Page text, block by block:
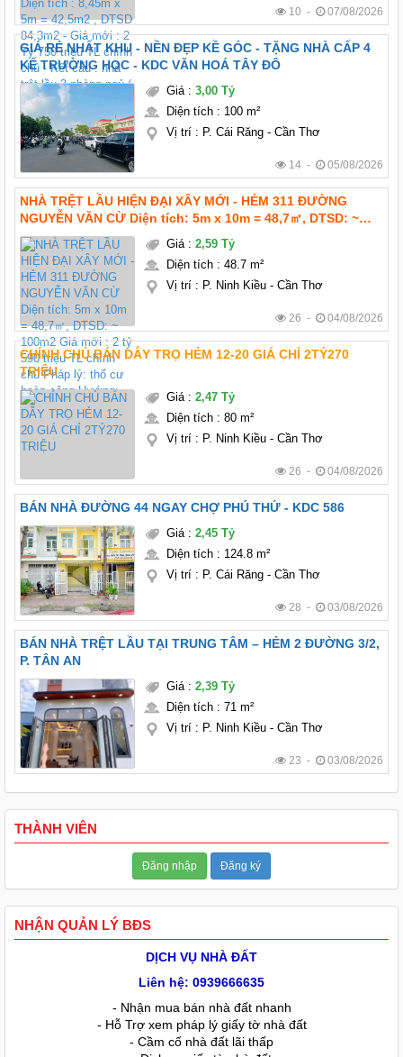
10 - 07/08/2026
GIÁ RẺ NHẤT KHU - NỀN ĐẸP KỀ GÓC - TẶNG NHÀ CẤP 4
KẾ TRƯỜNG HỌC - KDC VĂN HOÁ TÂY ĐÔ
Giá: 3,00 Tỷ
Diện tích: 100 m²
Vị trí: P. Cái Răng - Cần Thơ
14 - 05/08/2026
NHÀ TRỆT LẦU HIỆN ĐẠI XÂY MỚI - HẺM 311 ĐƯỜNG
NGUYỄN VĂN CỪ Diện tích: 5m x 10m = 48,7㎡, DTSD: ~
100m2 Giá mới : 2 tỷ 590 triệu TL chính chủ Pháp lý: thổ
cư hoàn công Hướng: Tây bắc
Giá: 2,59 Tỷ
Diện tích: 48.7 m²
Vị trí: P. Ninh Kiều - Cần Thơ
26 - 04/08/2026
CHÍNH CHỦ BÁN DẪY TRỌ HẺM 12-20 GIÁ CHỈ 2TỶ270
TRIỆU
Giá: 2,47 Tỷ
Diện tích: 80 m²
Vị trí: P. Ninh Kiều - Cần Thơ
26 - 04/08/2026
BÁN NHÀ ĐƯỜNG 44 NGAY CHỢ PHÚ THỨ - KDC 586
Giá: 2,45 Tỷ
Diện tích: 124.8 m²
Vị trí: P. Cái Răng - Cần Thơ
28 - 03/08/2026
BÁN NHÀ TRỆT LẦU TẠI TRUNG TÂM – HẺM 2 ĐƯỜNG 3/2,
P. TÂN AN
Giá: 2,39 Tỷ
Diện tích: 71 m²
Vị trí: P. Ninh Kiều - Cần Thơ
23 - 03/08/2026
THÀNH VIÊN
Đăng nhập Đăng ký
NHẬN QUẢN LÝ BĐS
DỊCH VỤ NHÀ ĐẤT
Liên hệ: 0939666635
- Nhận mua bán nhà đất nhanh
- Hỗ Trợ xem pháp lý giấy tờ nhà đất
- Cầm cố nhà đất lãi thấp